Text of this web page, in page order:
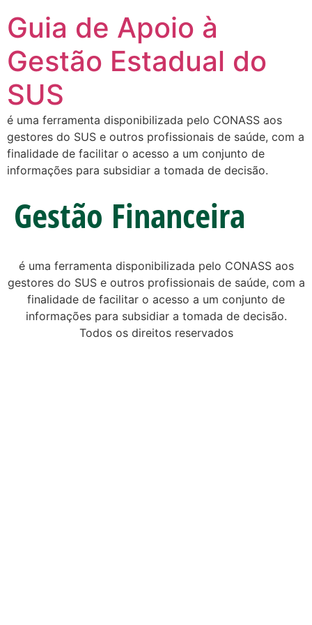
Guia de Apoio à
Gestão Estadual do
SUS
é uma ferramenta disponibilizada pelo CONASS aos
gestores do SUS e outros profissionais de saúde, com a
finalidade de facilitar o acesso a um conjunto de
informações para subsidiar a tomada de decisão.
Gestão Financeira
é uma ferramenta disponibilizada pelo CONASS aos
gestores do SUS e outros profissionais de saúde, com a
finalidade de facilitar o acesso a um conjunto de
informações para subsidiar a tomada de decisão.
Todos os direitos reservados